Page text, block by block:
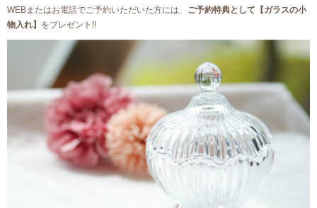
WEBまたはお電話でご予約いただいた方には、 ご予約特典として【ガラスの小
物入れ】 をプレゼント!!